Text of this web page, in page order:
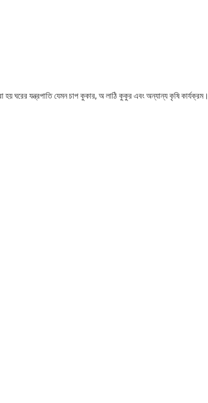
হয় ঘরের যন্ত্রপাতি যেমন চাপ কুকার, অ লাঠি কুকুর এবং অন্যান্য কৃষি কার্যক্রম।